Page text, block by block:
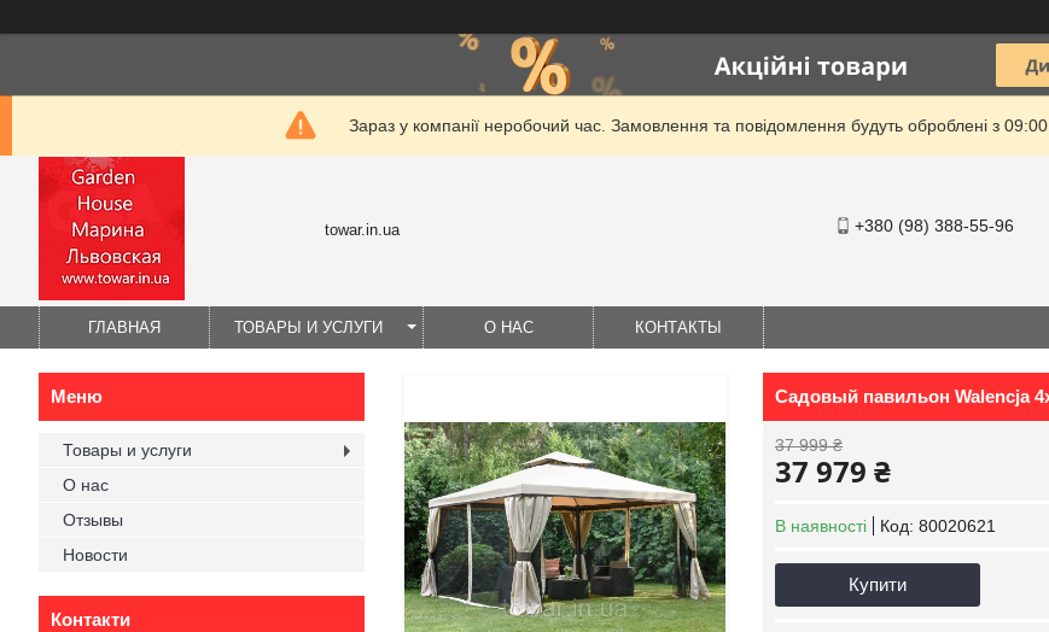
Зараз у компанії неробочий час. Замовлення та повідомлення будуть оброблені з
towar.in.ua +380 (98) 388-55-96
ГЛАВНАЯ ТОВАРЫ И УСЛУГИ О НАС КОНТАКТЫ
Садовый павильон Walencja
37 999 ₴
37 979 ₴
В наявності Код: 80020621
Купити
Товары и услуги
О нас
Отзывы
Новости
Контакти